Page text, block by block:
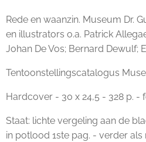
Rede en waanzin. Museum Dr.
en illustrators o.a. Patrick
Johan De Vos; Bernard Dewulf;
Tentoonstellingscatalogus
Hardcover - 30 x 24,5 - 328 p. -
Staat: lichte vergeling aan de
in potlood 1ste pag. - verder als